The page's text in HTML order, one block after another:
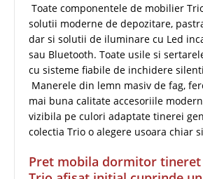
Toate componentele de mobilier
solutii moderne de depozitare,
dar si solutii de iluminare cu Led
sau Bluetooth. Toate usile si
cu sisteme fiabile de inchidere
Manerele din lemn masiv de fag,
mai buna calitate accesoriile
vizibila pe culori adaptate tinerei
colectia Trio o alegere usoara chiar
Pret mobila dormitor tineret